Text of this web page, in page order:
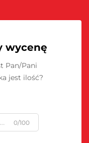
wycenę
Pan/Pani
jest ilość?
0/100